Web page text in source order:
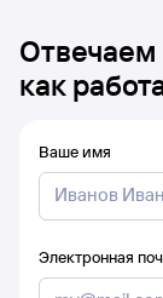
Отвечаем
как
Ваше имя
Электронная